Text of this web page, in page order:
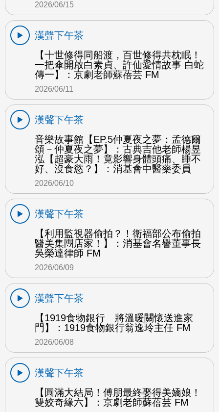
2026/06/15
漢聲下午茶
【十世修得同船渡，百世修得共枕眠！
一把傘開啟白素貞、許仙愛情故事 白蛇
傳一】：京劇老師蘇蓓芸 FM
2026/06/11
漢聲下午茶
音樂故事館【EP.5仲夏夜之夢：孟德爾
頌－仲夏夜之夢】：古典吉他老師楊昱
泓【超豪大雨！竟影響身體頭痛、睡不
好、沒食慾？】：消基會中醫藥委員
2026/06/10
漢聲下午茶
【利用監視器偷拍？！衛福部公布偷拍
醫美集團店家！】：消基會名譽董事長
吳榮達律師 FM
2026/06/09
漢聲下午茶
【1919食物銀行 將溫暖關懷送進家
門】：1919食物銀行翁逸玲主任 FM
2026/06/08
漢聲下午茶
【圓滿大結局！傅朋最終娶得美嬌娘！
雙姣奇緣六】：京劇老師蘇蓓芸 FM